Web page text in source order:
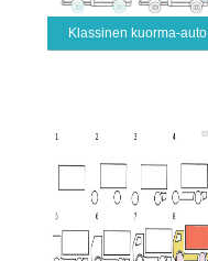
Klassinen kuorma-auto